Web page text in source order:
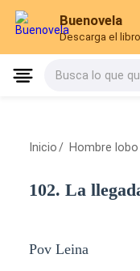
Buenovela
Descarga el
Busca lo que
Inicio / Hombre lobo
102. La
Pov Leina